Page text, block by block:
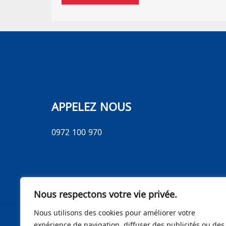
Nous respectons votre vie privée.
Nous utilisons des cookies pour améliorer votre
expérience de navigation, diffuser des publicités ou des
APPELEZ NOUS
0972 100 970